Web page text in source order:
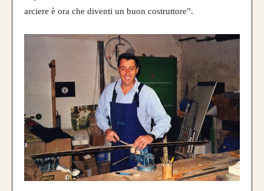
arciere è ora che diventi un buon costruttore”.